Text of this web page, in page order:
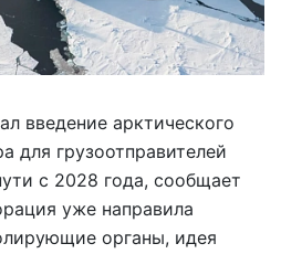
введение арктического
для грузоотправителей
с 2028 года, сообщает
уже направила
органы, идея